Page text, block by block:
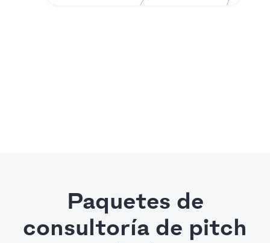
Paquetes de
consultoría de pitch